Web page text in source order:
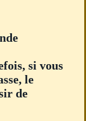
si vous
le
de